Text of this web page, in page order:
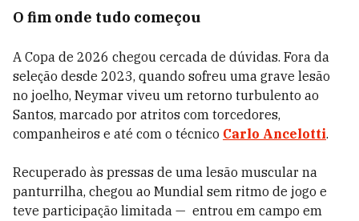
O fim onde tudo começou
A Copa de 2026 chegou cercada de dúvidas. Fora da
seleção desde 2023, quando sofreu uma grave lesão
no joelho, Neymar viveu um retorno turbulento ao
Santos, marcado por atritos com torcedores,
companheiros e até com o técnico Carlo Ancelotti.
Recuperado às pressas de uma lesão muscular na
panturrilha, chegou ao Mundial sem ritmo de jogo e
teve participação limitada — entrou em campo em